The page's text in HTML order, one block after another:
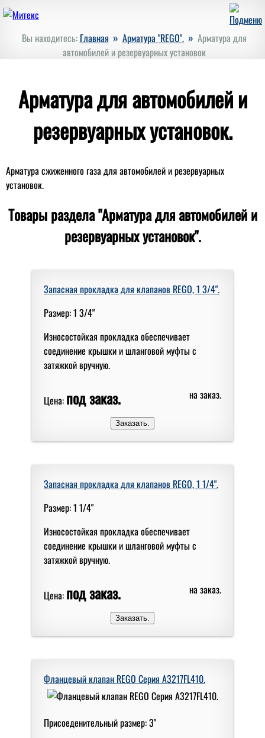
Вы находитесь: Главная » Арматура "REGO". » Арматура для
автомобилей и резервуарных установок
Арматура для автомобилей и
резервуарных установок.
Арматура сжиженного газа для автомобилей и резервуарных
установок.
Товары раздела "Арматура для автомобилей и
резервуарных установок".
Запасная прокладка для клапанов REGO, 1 3/4".
Размер: 1 3/4"
Износостойкая прокладка обеспечивает
соединение крышки и шланговой муфты с
затяжкой вручную.
Цена: под заказ. на заказ.
Запасная прокладка для клапанов REGO, 1 1/4".
Размер: 1 1/4"
Износостойкая прокладка обеспечивает
соединение крышки и шланговой муфты с
затяжкой вручную.
Цена: под заказ. на заказ.
Фланцевый клапан REGO Серия A3217FL410.
Присоеденительный размер: 3"